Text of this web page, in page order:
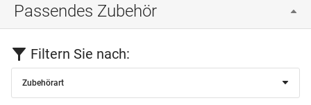
Passendes Zubehör
Filtern Sie nach:
Zubehörart